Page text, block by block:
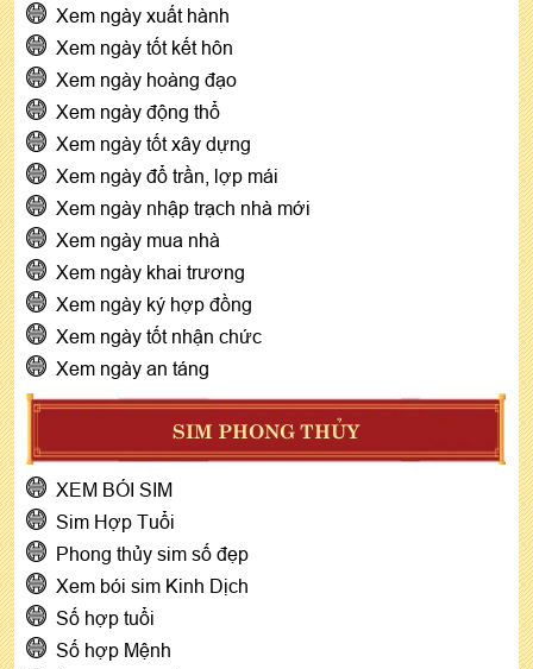
Xem ngày xuất hành
Xem ngày tốt kết hôn
Xem ngày hoàng đạo
Xem ngày động thổ
Xem ngày tốt xây dựng
Xem ngày đổ trần, lợp mái
Xem ngày nhập trạch nhà mới
Xem ngày mua nhà
Xem ngày khai trương
Xem ngày ký hợp đồng
Xem ngày tốt nhận chức
Xem ngày an táng
SIM PHONG THỦY
XEM BÓI SIM
Sim Hợp Tuổi
Phong thủy sim số đẹp
Xem bói sim Kinh Dịch
Số hợp tuổi
Số hợp Mệnh